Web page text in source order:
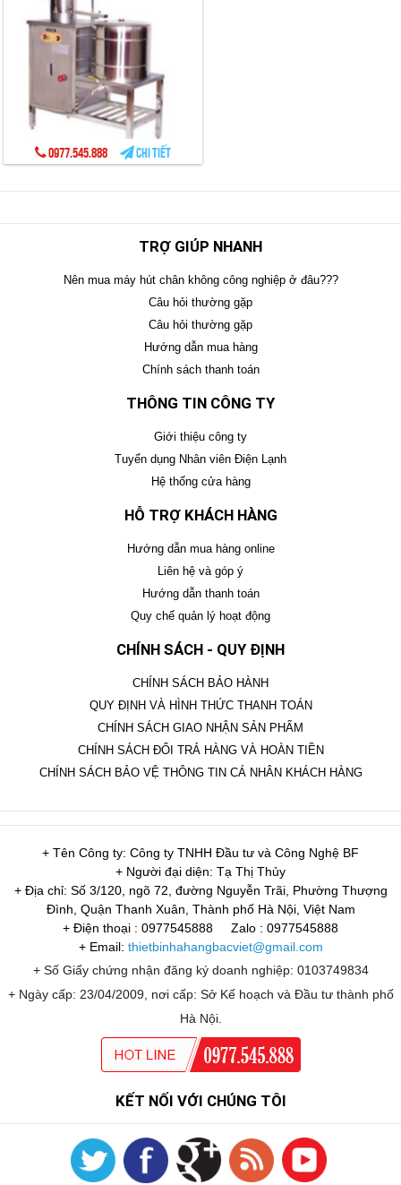
0977.545.888 Chi tiết
TRỢ GIÚP NHANH
Nên mua máy hút chân không công nghiệp ở đâu???
Câu hỏi thường gặp
Câu hỏi thường gặp
Hướng dẫn mua hàng
Chính sách thanh toán
THÔNG TIN CÔNG TY
Giới thiệu công ty
Tuyển dụng Nhân viên Điện Lạnh
Hệ thống cửa hàng
HỖ TRỢ KHÁCH HÀNG
Hướng dẫn mua hàng online
Liên hệ và góp ý
Hướng dẫn thanh toán
Quy chế quản lý hoạt động
CHÍNH SÁCH - QUY ĐỊNH
CHÍNH SÁCH BẢO HÀNH
QUY ĐỊNH VÀ HÌNH THỨC THANH TOÁN
CHÍNH SÁCH GIAO NHẬN SẢN PHẨM
CHÍNH SÁCH ĐỔI TRẢ HÀNG VÀ HOÀN TIỀN
CHÍNH SÁCH BẢO VỆ THÔNG TIN CÁ NHÂN KHÁCH HÀNG
+ Tên Công ty: Công ty TNHH Đầu tư và Công Nghệ BF
+ Người đại diện: Tạ Thị Thủy
+ Địa chỉ: Số 3/120, ngõ 72, đường Nguyễn Trãi, Phường Thượng
Đình, Quận Thanh Xuân, Thành phố Hà Nội, Việt Nam
+ Điện thoại : 0977545888
Zalo : 0977545888
+ Email: thietbinhahangbacviet@gmail.com
+ Số Giấy chứng nhận đăng ký doanh nghiệp: 0103749834
+ Ngày cấp: 23/04/2009, nơi cấp: Sở Kế hoạch và Đầu tư thành phố
Hà Nội.
KẾT NỐI VỚI CHÚNG TÔI